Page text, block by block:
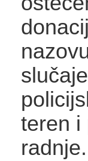
teren i
radnje.